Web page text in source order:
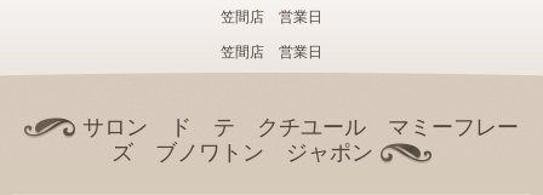
笠間店 営業日
笠間店 営業日
サロン ド テ クチユール マミーフレー
ズ ブノワトン ジャポン